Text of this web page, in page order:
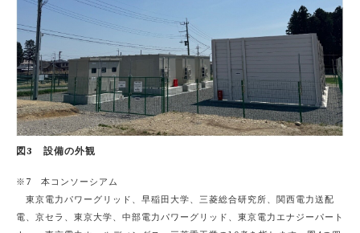
図3 設備の外観
※7 本コンソーシアム
東京電力パワーグリッド、早稲田大学、三菱総合研究所、関西電力送配
電、京セラ、東京大学、中部電力パワーグリッド、東京電力エナジーパート